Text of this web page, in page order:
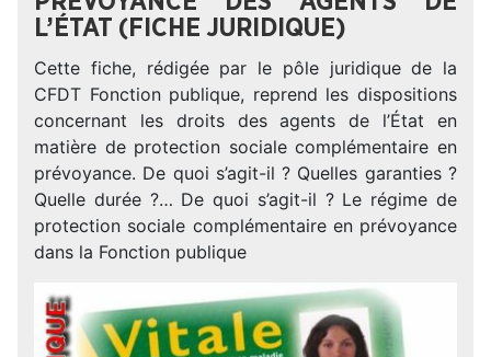
L’ÉTAT (FICHE JURIDIQUE)
Cette fiche, rédigée par le pôle juridique de la
CFDT Fonction publique, reprend les dispositions
concernant les droits des agents de l’État en
matière de protection sociale complémentaire en
prévoyance. De quoi s’agit-il ? Quelles garanties ?
Quelle durée ?… De quoi s’agit-il ? Le régime de
protection sociale complémentaire en prévoyance
dans la Fonction publique